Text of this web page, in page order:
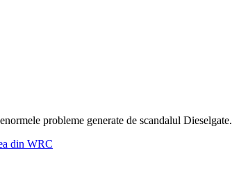
probleme generate de scandalul Dieselgate.
din WRC